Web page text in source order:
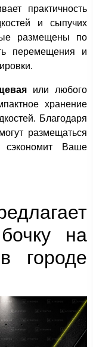
практичность
и сыпучих
размещены по
перемещения и
или любого
хранение
Благодаря
размещаться
сэкономит Ваше
на
городе